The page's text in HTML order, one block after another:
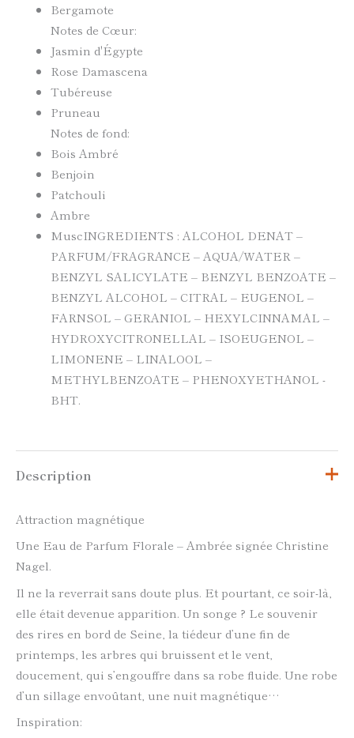
Bergamote
Notes de Cœur:
Jasmin d'Égypte
Rose Damascena
Tubéreuse
Pruneau
Notes de fond:
Bois Ambré
Benjoin
Patchouli
Ambre
MuscINGREDIENTS : ALCOHOL DENAT –
PARFUM/FRAGRANCE – AQUA/WATER –
BENZYL SALICYLATE – BENZYL BENZOATE –
BENZYL ALCOHOL – CITRAL – EUGENOL –
FARNSOL – GERANIOL – HEXYLCINNAMAL –
HYDROXYCITRONELLAL – ISOEUGENOL –
LIMONENE – LINALOOL –
METHYLBENZOATE – PHENOXYETHANOL -
BHT.
Description
Attraction magnétique
Une Eau de Parfum Florale – Ambrée signée Christine
Nagel.
Il ne la reverrait sans doute plus. Et pourtant, ce soir-là,
elle était devenue apparition. Un songe ? Le souvenir
des rires en bord de Seine, la tiédeur d’une fin de
printemps, les arbres qui bruissent et le vent,
doucement, qui s’engouffre dans sa robe fluide. Une robe
d’un sillage envoûtant, une nuit magnétique…
Inspiration: